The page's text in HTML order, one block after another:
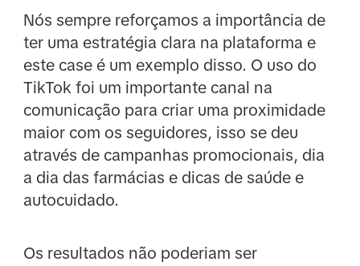
Nós sempre reforçamos a importância de
ter uma estratégia clara na plataforma e
este case é um exemplo disso. O uso do
TikTok foi um importante canal na
comunicação para criar uma proximidade
maior com os seguidores, isso se deu
através de campanhas promocionais, dia
a dia das farmácias e dicas de saúde e
autocuidado.
Os resultados não poderiam ser